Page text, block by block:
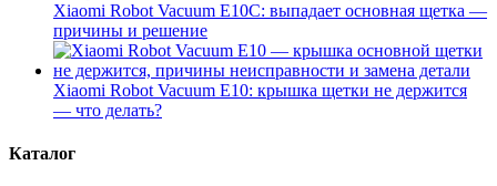
Xiaomi Robot Vacuum E10C: выпадает основная щетка —
причины и решение
Xiaomi Robot Vacuum E10: крышка щетки не держится
— что делать?
Каталог